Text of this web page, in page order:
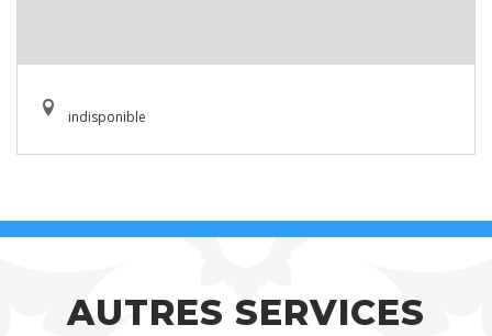
indisponible
AUTRES SERVICES